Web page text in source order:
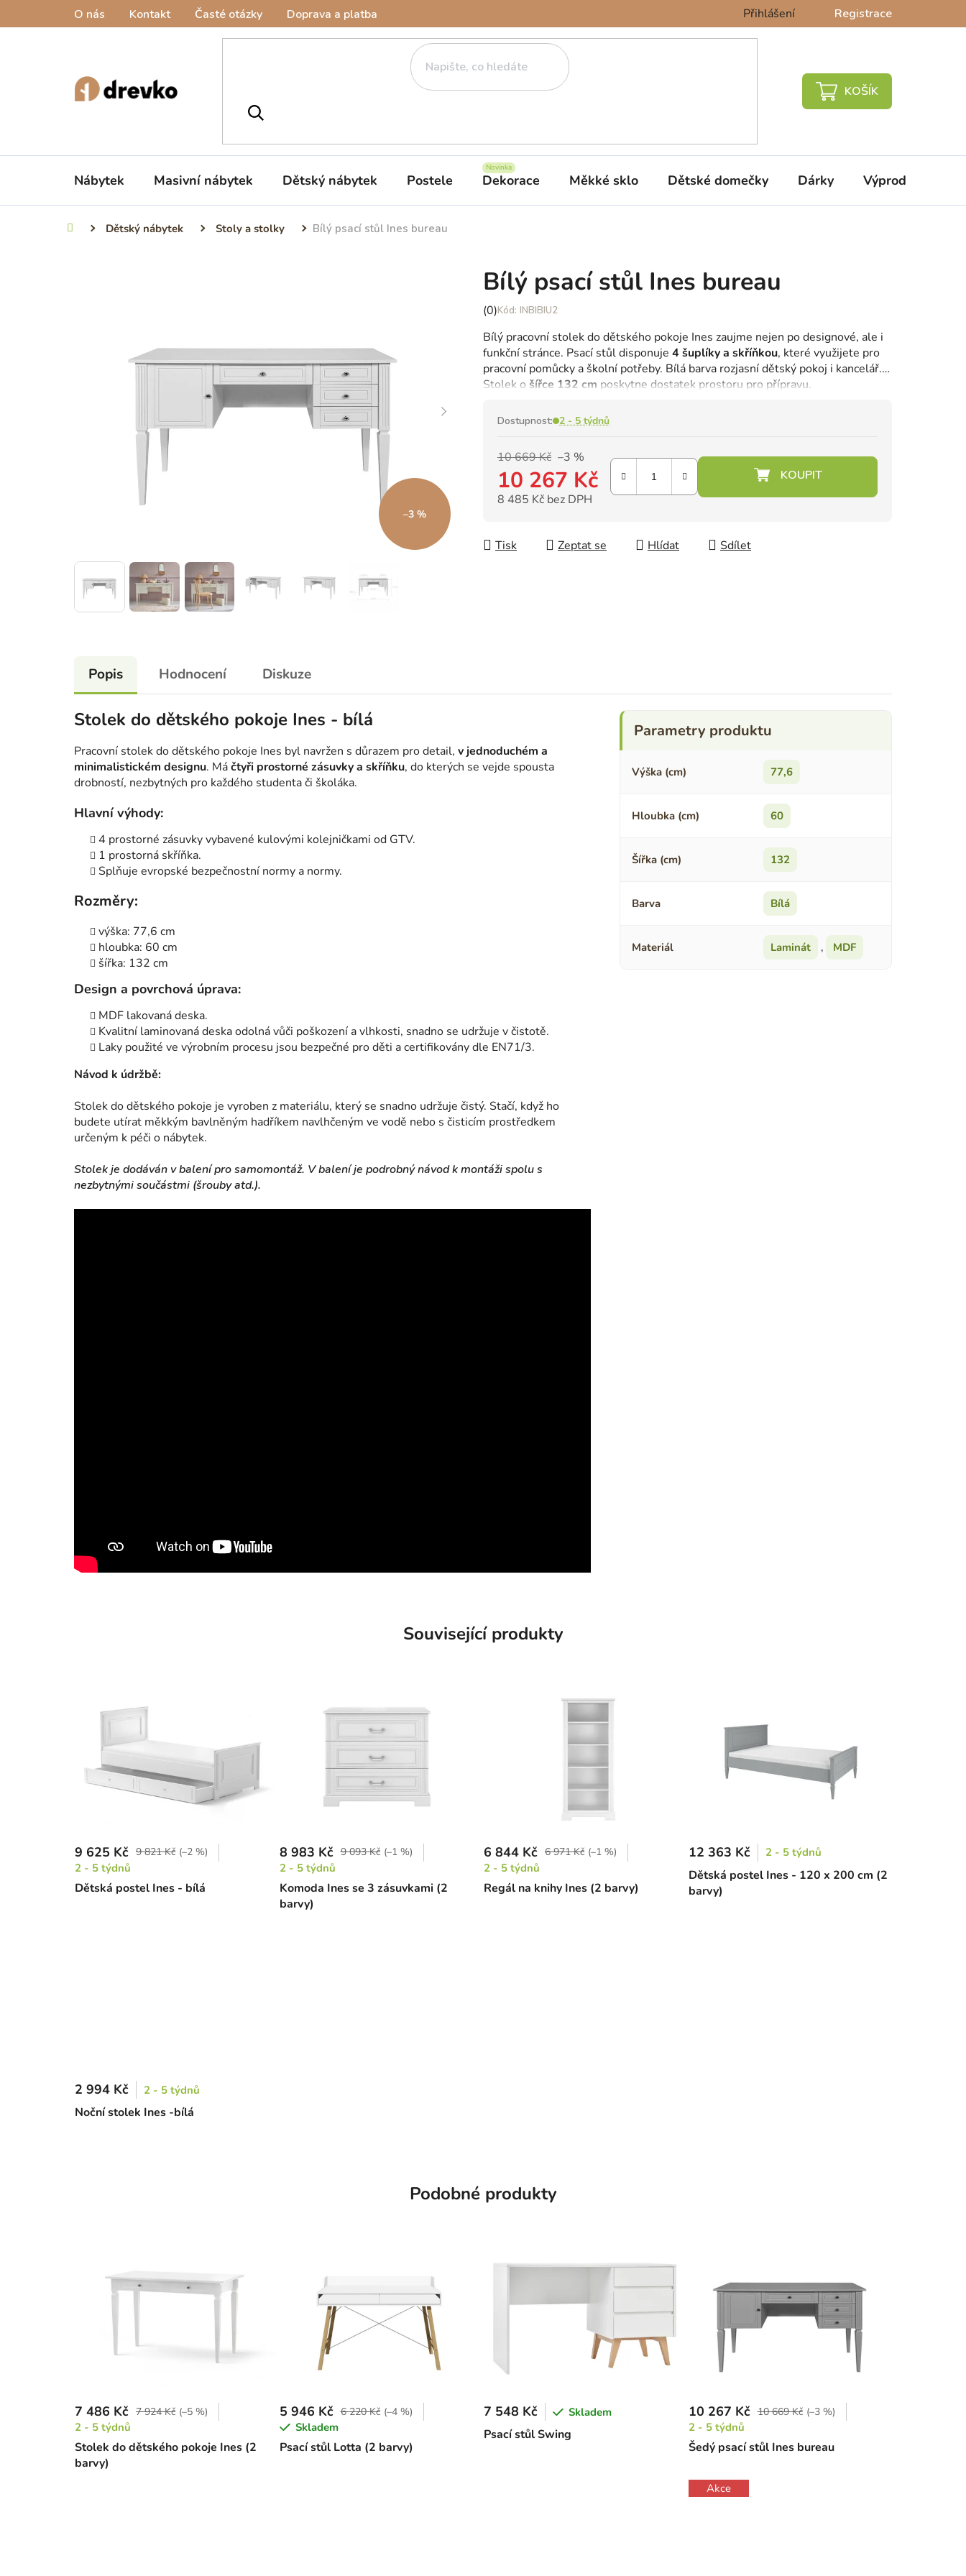
O nás Kontakt Časté otázky Doprava a platba Přihlášení Registrace
NÁKUPNÍ
Nábytek Masivní nábytek Dětský nábytek Postele Dekorace Měkké sklo Dětské domečky Dárky Výprodej %
Domů Dětský nábytek Stoly a stolky Bílý psací stůl Ines bureau
Bílý psací stůl Ines bureau
Průměrné
produktu
je
0,0
z
hvězdiček.
(0) INBIBIU2
Bílý pracovní stolek do dětského pokoje Ines zaujme nejen po designové, ale i
funkční stránce. Psací stůl disponuje 4 šuplíky a skříňkou, které využijete pro
pracovní pomůcky a školní potřeby. Bílá barva rozjasní dětský pokoj i kancelář.
Stolek o šířce 132 cm poskytne dostatek prostoru pro přípravu.
Dostupnost: 2 - 5 týdnů
10 669 Kč –3 %
10 267 Kč
8 485 Kč bez DPH
Tisk
Zeptat se Hlídat Sdílet
–3 %
Popis Hodnocení Diskuze
Stolek do dětského pokoje Ines - bílá
Pracovní stolek do dětského pokoje Ines byl navržen s důrazem pro detail, v jednoduchém a
minimalistickém designu. Máčtyři prostorné zásuvky a skříňku, do kterých se vejde spousta
drobností, nezbytných pro každého studenta či školáka.
Hlavní výhody:
4 prostorné zásuvky vybavené kulovými kolejničkami od GTV.
1 prostorná skříňka.
Splňuje evropské bezpečnostní normy a normy.
Rozměry:
výška: 77,6 cm
hloubka: 60 cm
šířka: 132 cm
Design a povrchová úprava:
MDF lakovaná deska.
Kvalitní laminovaná deska odolná vůči poškození a vlhkosti, snadno se udržuje v čistotě.
Laky použité ve výrobním procesu jsou bezpečné pro děti a certifikovány dle EN71/3.
Návod k údržbě:
Stolek do dětského pokoje je vyroben z materiálu, který se snadno udržuje čistý. Stačí, když ho
budete utírat měkkým bavlněným hadříkem navlhčeným ve vodě nebo s čisticím prostředkem
určeným k péči o nábytek.
Stolek je dodáván v balení pro samomontáž. V balení je podrobný návod k montáži spolu s
nezbytnými součástmi (šrouby atd.).
Výška (cm) 77,6
Hloubka (cm) 60
Šířka (cm) 132
Barva Bílá
Materiál Laminát , MDF
Související produkty
Dětská postel Ines - bílá
9 625 Kč 9 821 Kč (–2 %)
2 - 5 týdnů
Komoda Ines se 3 zásuvkami (2
barvy)
8 983 Kč 9 093 Kč (–1 %)
2 - 5 týdnů
Regál na knihy Ines (2 barvy)
6 844 Kč 6 971 Kč (–1 %)
2 - 5 týdnů
Dětská postel Ines - 120 x 200 cm (2
barvy)
12 363 Kč 2 - 5 týdnů
Noční stolek Ines -bílá
2 994 Kč 2 - 5 týdnů
Podobné produkty
Stolek do dětského pokoje Ines (2
barvy)
7 486 Kč 7 924 Kč (–5 %)
2 - 5 týdnů
Psací stůl Lotta (2 barvy)
5 946 Kč 6 220 Kč (–4 %)
Skladem Psací stůl Swing
7 548 Kč Skladem
Šedý psací stůl Ines bureau
10 267 Kč 10 669 Kč (–3 %)
2 - 5 týdnů
Akce